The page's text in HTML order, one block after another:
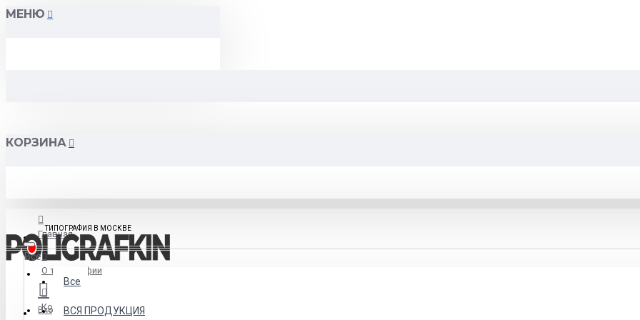
МЕНЮ
КОРЗИНА
Главная
О типографии
Контакты
ТИПОГРАФИЯ В МОСКВЕ
Все
Все
ВСЯ ПРОДУКЦИЯ
Вход